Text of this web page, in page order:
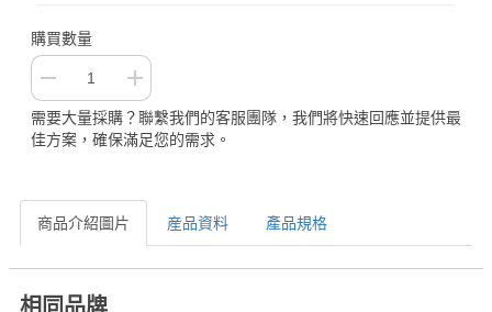
購買數量
需要大量採購？聯繫我們的客服團隊，我們將快速回應並提供最
佳方案，確保滿足您的需求。
商品介紹圖片 産品資料 產品規格
相同品牌